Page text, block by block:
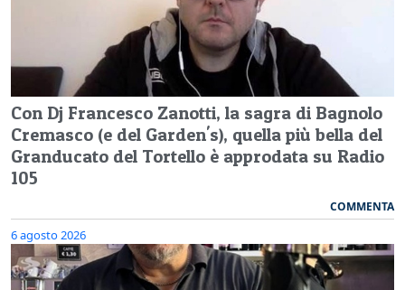
Con Dj Francesco Zanotti, la sagra di Bagnolo
Cremasco (e del Garden's), quella più bella del
Granducato del Tortello è approdata su Radio
105
COMMENTA
6 agosto 2026